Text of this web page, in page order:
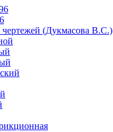
(Дукмасова В.С.)